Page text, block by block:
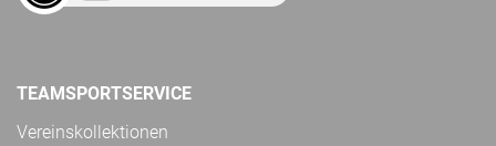
TEAMSPORTSERVICE
Vereinskollektionen